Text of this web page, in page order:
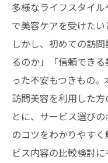
多様なライフスタイ
で美容ケアを受けたい
しかし、初めての訪
るのか」「信頼でき
った不安もつきもの
訪問美容を利用した
とに、サービス選び
のコツをわかりやす
ビス内容の比較検討